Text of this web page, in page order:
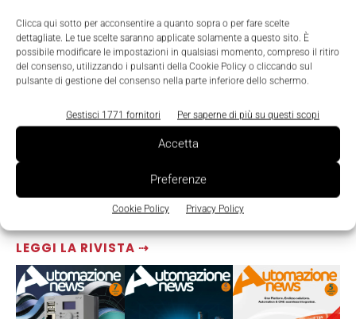
Clicca qui sotto per acconsentire a quanto sopra o per fare scelte
dettagliate. Le tue scelte saranno applicate solamente a questo sito. È
possibile modificare le impostazioni in qualsiasi momento, compreso il ritiro
del consenso, utilizzando i pulsanti della Cookie Policy o cliccando sul
pulsante di gestione del consenso nella parte inferiore dello schermo.
Gestisci 1771 fornitori Per saperne di più su questi scopi
Accetta
Preferenze
Cookie Policy Privacy Policy
LEGGI LA RIVISTA ⇢